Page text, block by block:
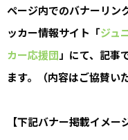
ページ内でのバナーリン
ッカー情報サイト「ジュ
カー応援団 」にて、記事
ます。（内容はご協賛い
【下記バナー掲載イメー